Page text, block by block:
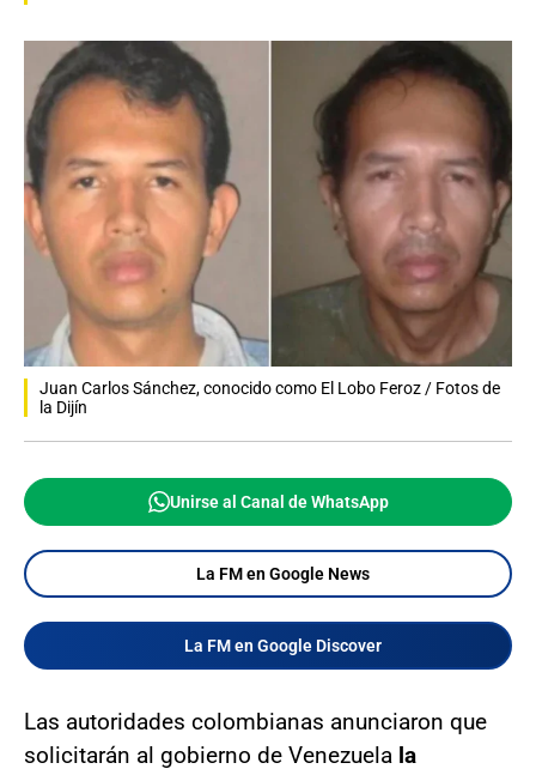
Juan Carlos Sánchez, conocido como El Lobo Feroz / Fotos de
la Dijín
Unirse al Canal de WhatsApp
La FM en Google News
La FM en Google Discover
Las autoridades colombianas anunciaron que
solicitarán al gobierno de Venezuela la